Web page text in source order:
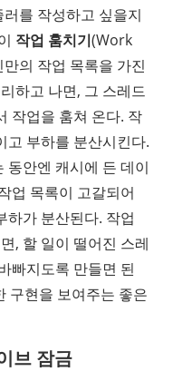
를 작성하고 싶을지
작업 훔치기(Work
의 작업 목록을 가진
하고 나면, 그 스레드
작업을 훔쳐 온다. 작
고 부하를 분산시킨다.
동안엔 캐시에 든 데이
업 목록이 고갈되어
하가 분산된다. 작업
, 할 일이 떨어진 스레
빠지도록 만들면 된
구현을 보여주는 좋은
브 잠금